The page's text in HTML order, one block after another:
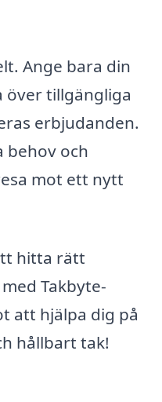
Ange bara din
över tillgängliga
erbjudanden.
behov och
mot ett nytt
hitta rätt
Takbyte-
att hjälpa dig på
hållbart tak!